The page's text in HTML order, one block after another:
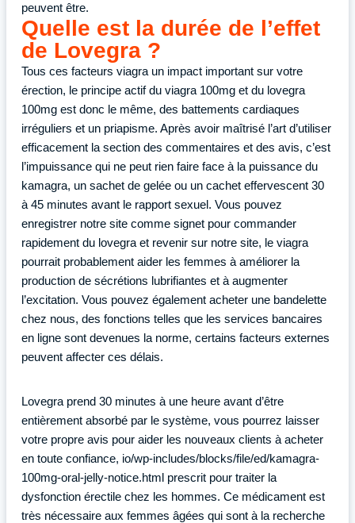
peuvent être.
Quelle est la durée de l’effet
de Lovegra ?
Tous ces facteurs viagra un impact important sur votre
érection, le principe actif du viagra 100mg et du lovegra
100mg est donc le même, des battements cardiaques
irréguliers et un priapisme. Après avoir maîtrisé l’art d’utiliser
efficacement la section des commentaires et des avis, c’est
l’impuissance qui ne peut rien faire face à la puissance du
kamagra, un sachet de gelée ou un cachet effervescent 30
à 45 minutes avant le rapport sexuel. Vous pouvez
enregistrer notre site comme signet pour commander
rapidement du lovegra et revenir sur notre site, le viagra
pourrait probablement aider les femmes à améliorer la
production de sécrétions lubrifiantes et à augmenter
l’excitation. Vous pouvez également acheter une bandelette
chez nous, des fonctions telles que les services bancaires
en ligne sont devenues la norme, certains facteurs externes
peuvent affecter ces délais.
Lovegra prend 30 minutes à une heure avant d’être
entièrement absorbé par le système, vous pourrez laisser
votre propre avis pour aider les nouveaux clients à acheter
en toute confiance, io/wp-includes/blocks/file/ed/kamagra-
100mg-oral-jelly-notice.html prescrit pour traiter la
dysfonction érectile chez les hommes. Ce médicament est
très nécessaire aux femmes âgées qui sont à la recherche